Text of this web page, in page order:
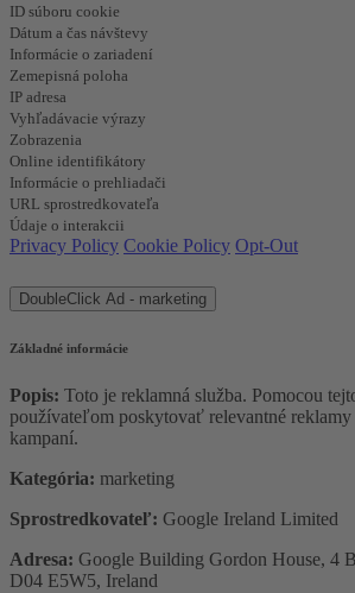
ID súboru cookie
Dátum a čas návštevy
Informácie o zariadení
Zemepisná poloha
IP adresa
Vyhľadávacie výrazy
Zobrazenia
Online identifikátory
Informácie o prehliadači
URL sprostredkovateľa
Údaje o interakcii
Privacy Policy Cookie Policy Opt-Out
DoubleClick Ad - marketing
Základné informácie
Popis: Toto je reklamná služba. Pomocou
používateľom poskytovať relevantné
kampaní.
Kategória: marketing
Sprostredkovateľ: Google Ireland Limited
Adresa: Google Building Gordon House, 4
D04 E5W5, Ireland